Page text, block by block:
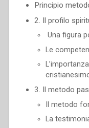
Principio
2. Il profilo
Una figura
Le
3. Il metodo
Il metodo
La